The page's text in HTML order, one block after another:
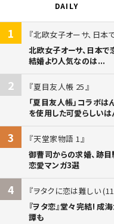
DAILY
1
北欧女子オーサ、日本
北欧女子オーサ、日本で
結婚より人気なのは...
2
夏目友人帳 25
「夏目友人帳」コラボは
を使用した可愛らしいは
3
天堂家物語 1
御曹司からの求婚、跡
恋愛マンガ3選
4
ヲタクに恋は難しい
『ヲタ恋』堂々完結! 成
譚も